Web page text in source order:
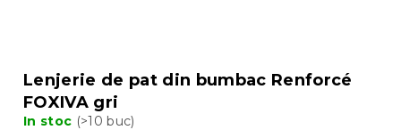
Lenjerie de pat din bumbac Renforcé
FOXIVA gri
In stoc (>10 buc)